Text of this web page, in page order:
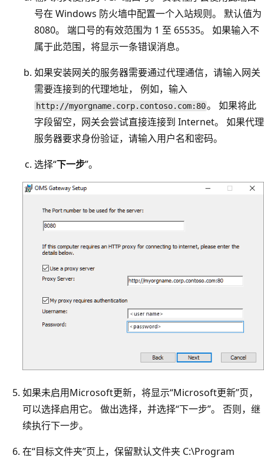
号在 Windows 防火墙中配置一个入站规则。 默认值为
8080。 端口号的有效范围为 1 至 65535。 如果输入不
属于此范围，将显示一条错误消息。
如果安装网关的服务器需要通过代理通信，请输入网关
需要连接到的代理地址， 例如，输入
http://myorgname.corp.contoso.com:80。 如果将此
字段留空，网关会尝试直接连接到 Internet。 如果代理
服务器要求身份验证，请输入用户名和密码。
选择“下一步”。
如果未启用Microsoft更新，将显示“Microsoft更新”页，
可以选择启用它。 做出选择，并选择“下一步”。 否则，继
续执行下一步。
在“目标文件夹”页上，保留默认文件夹 C:\Program